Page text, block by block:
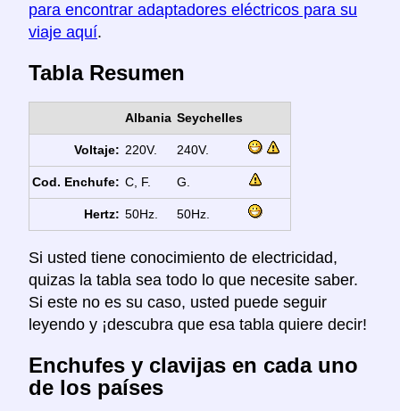
para encontrar adaptadores eléctricos para su
viaje aquí.
Tabla Resumen
Albania Seychelles
Voltaje: 220V. 240V.
Cod. Enchufe: C, F. G.
Hertz: 50Hz. 50Hz.
Si usted tiene conocimiento de electricidad,
quizas la tabla sea todo lo que necesite saber.
Si este no es su caso, usted puede seguir
leyendo y ¡descubra que esa tabla quiere decir!
Enchufes y clavijas en cada uno
de los países